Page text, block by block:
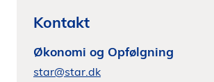
Kontakt
Økonomi og Opfølgning
star@star.dk